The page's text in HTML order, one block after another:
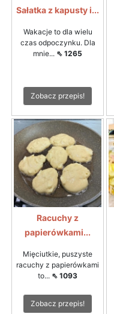
Sałatka z kapusty i...
Wakacje to dla wielu
czas odpoczynku. Dla
mnie... ⇖ 1265
Zobacz przepis!
Racuchy z
papierówkami...
Mięciutkie, puszyste
racuchy z papierówkami
to... ⇖ 1093
Zobacz przepis!